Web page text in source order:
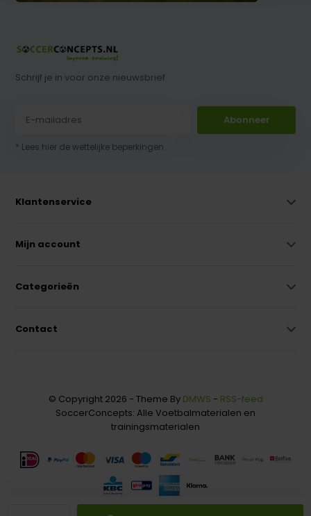
Schrijf je in voor onze nieuwsbrief
Abonneer
* Lees hier de wettelijke beperkingen
Klantenservice
Mijn account
Categorieën
Contact
© Copyright 2026 - Theme By DMWS - RSS-feed
SoccerConcepts: Alle Voetbalmaterialen en
trainingsmaterialen